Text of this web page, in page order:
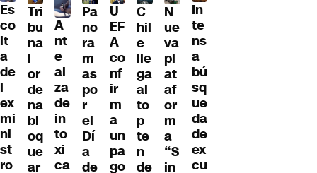
Es
co
lt
a
de
l
ex
mi
ni
st
ro
Tri
bu
na
l
or
de
na
bl
oq
ue
ar
A
nt
e
al
za
de
in
to
xi
ca
Pa
no
ra
m
as
po
r
el
Dí
a
de
U
EF
A
co
nf
ir
m
a
un
pa
go
C
hil
e
lle
ga
al
to
p
te
n
de
N
ue
va
pl
at
af
or
m
a
“S
in
In
te
ns
a
bú
sq
ue
da
de
ex
cu